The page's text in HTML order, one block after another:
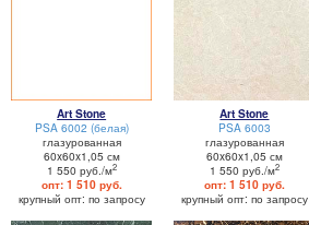
Art Stone
PSA 6002 (белая)
глазурованная
60x60x1,05 см
1 550 руб./м2
опт: 1 510 руб.
крупный опт: по запросу
Art Stone
PSA 6003
глазурованная
60x60x1,05 см
1 550 руб./м2
опт: 1 510 руб.
крупный опт: по запросу